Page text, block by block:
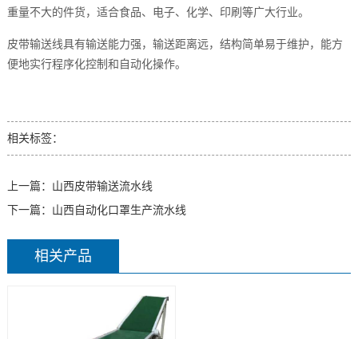
重量不大的件货，适合食品、电子、化学、印刷等广大行业。
皮带输送线具有输送能力强，输送距离远，结构简单易于维护，能方
便地实行程序化控制和自动化操作。
相关标签：
上一篇： 山西皮带输送流水线
下一篇： 山西自动化口罩生产流水线
相关产品